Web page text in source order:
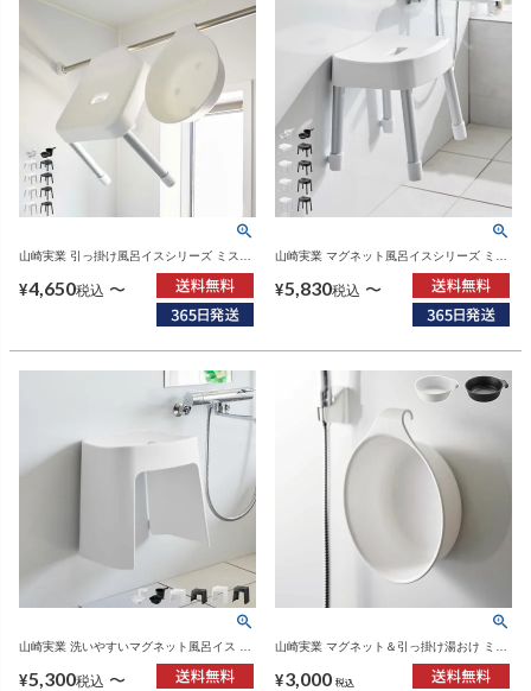
山崎実業 引っ掛け風呂イスシリーズ ミスト
MIST SH25 SH30 SH35 | バスグッズ・風呂
椅子
¥4,650税込 〜
山崎実業 マグネット風呂イスシリーズ ミス
ト SH25 SH30 SH35 SH40 MIST | バスグ
ッズ・風呂椅子
¥5,830税込 〜
山崎実業 洗いやすいマグネット風呂イス タ
ーシリーズ
¥5,300税込 〜
山崎実業 マグネット＆引っ掛け湯おけ ミス
ト MIST | バスグッズ・風呂おけ
¥3,000 税込